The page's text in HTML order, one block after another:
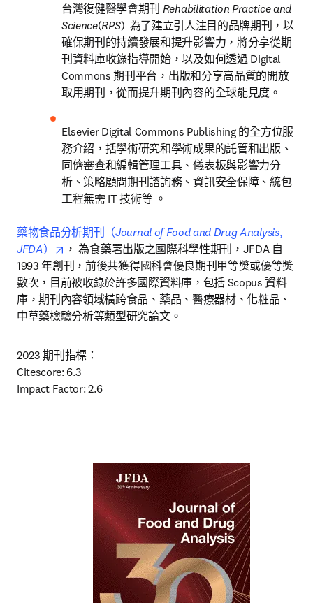
台灣復健醫學會期刊 Rehabilitation Practice and
Science(RPS) 為了建立引人注目的品牌期刊，以
確保期刊的持續發展和提升影響力，將分享從期
刊資料庫收錄指導開始，以及如何透過 Digital
Commons 期刊平台，出版和分享高品質的開放
取用期刊，從而提升期刊內容的全球能見度。
Elsevier Digital Commons Publishing 的全方位服
務介紹，括學術研究和學術成果的託管和出版、
同儕審查和編輯管理工具、儀表板與影響力分
析、策略顧問期刊諮詢務、資訊安全保障、統包
工程無需 IT 技術等 。
藥物食品分析期刊（Journal of Food and Drug Analysis,
JFDA） opens in new tab/window
， 為食藥署出版之國際科學性期刊，JFDA 自
1993 年創刊，前後共獲得國科會優良期刊甲等獎或優等獎
數次，目前被收錄於許多國際資料庫，包括 Scopus 資料
庫，期刊內容領域橫跨食品、藥品、醫療器材、化粧品、
中草藥檢驗分析等類型研究論文。
2023 期刊指標：
Citescore: 6.3
Impact Factor: 2.6